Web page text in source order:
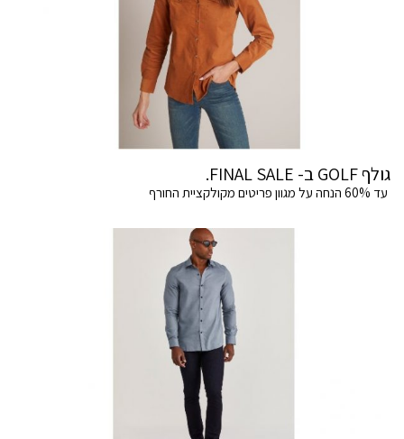
גולף GOLF ב- FINAL SALE.
עד 60% הנחה על מגוון פריטים מקולקציית החורף